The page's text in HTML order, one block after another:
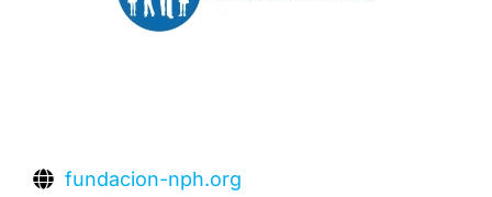
fundacion-nph.org